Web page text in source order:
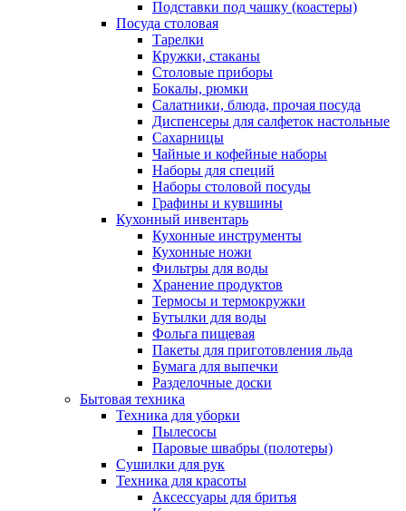
Подставки под чашку (коастеры)
Посуда столовая
Тарелки
Кружки, стаканы
Столовые приборы
Бокалы, рюмки
Салатники, блюда, прочая посуда
Диспенсеры для салфеток настольные
Сахарницы
Чайные и кофейные наборы
Наборы для специй
Наборы столовой посуды
Графины и кувшины
Кухонный инвентарь
Кухонные инструменты
Кухонные ножи
Фильтры для воды
Хранение продуктов
Термосы и термокружки
Бутылки для воды
Фольга пищевая
Пакеты для приготовления льда
Бумага для выпечки
Разделочные доски
Бытовая техника
Техника для уборки
Пылесосы
Паровые швабры (полотеры)
Сушилки для рук
Техника для красоты
Аксессуары для бритья